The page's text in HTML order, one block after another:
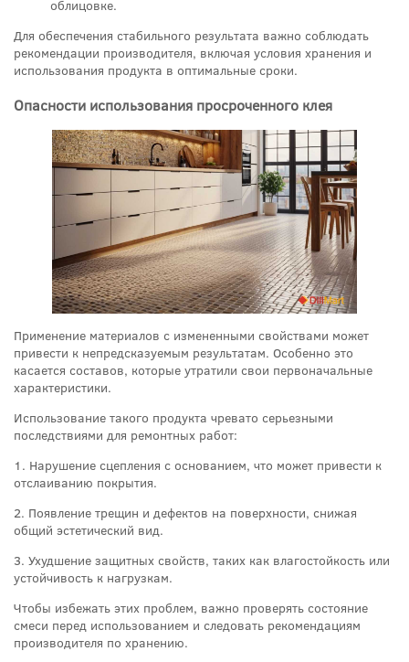
облицовке.
Для обеспечения стабильного результата важно соблюдать
рекомендации производителя, включая условия хранения и
использования продукта в оптимальные сроки.
Опасности использования просроченного клея
Применение материалов с измененными свойствами может
привести к непредсказуемым результатам. Особенно это
касается составов, которые утратили свои первоначальные
характеристики.
Использование такого продукта чревато серьезными
последствиями для ремонтных работ:
1. Нарушение сцепления с основанием, что может привести к
отслаиванию покрытия.
2. Появление трещин и дефектов на поверхности, снижая
общий эстетический вид.
3. Ухудшение защитных свойств, таких как влагостойкость или
устойчивость к нагрузкам.
Чтобы избежать этих проблем, важно проверять состояние
смеси перед использованием и следовать рекомендациям
производителя по хранению.